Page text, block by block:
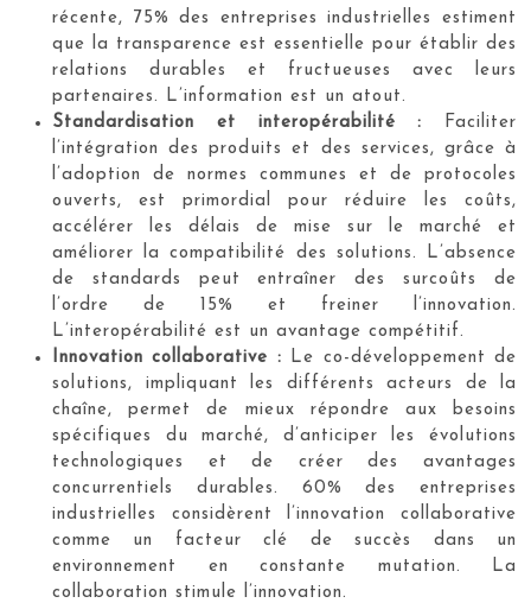
récente, 75% des entreprises industrielles estiment
que la transparence est essentielle pour établir des
relations durables et fructueuses avec leurs
partenaires. L’information est un atout.
Standardisation et interopérabilité : Faciliter
l’intégration des produits et des services, grâce à
l’adoption de normes communes et de protocoles
ouverts, est primordial pour réduire les coûts,
accélérer les délais de mise sur le marché et
améliorer la compatibilité des solutions. L’absence
de standards peut entraîner des surcoûts de
l’ordre de 15% et freiner l’innovation.
L’interopérabilité est un avantage compétitif.
Innovation collaborative : Le co-développement de
solutions, impliquant les différents acteurs de la
chaîne, permet de mieux répondre aux besoins
spécifiques du marché, d’anticiper les évolutions
technologiques et de créer des avantages
concurrentiels durables. 60% des entreprises
industrielles considèrent l’innovation collaborative
comme un facteur clé de succès dans un
environnement en constante mutation. La
collaboration stimule l’innovation.